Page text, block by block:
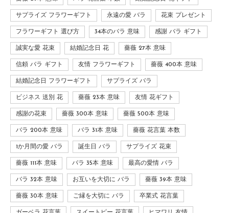
サプライズ フラワーギフト 永遠の愛 バラ 花束 プレゼント
フラワーギフト 選び方 34本のバラ 意味 感謝 バラ ギフト
誠実な愛 花束 結婚記念日 花 薔薇 27本 意味
信頼 バラ ギフト 友情 フラワーギフト 薔薇 400本 意味
結婚記念日 フラワーギフト サプライズ バラ
ビジネス 送別 花 薔薇 23本 意味 友情 花ギフト
感謝の花束 薔薇 300本 意味 薔薇 500本 意味
バラ 200本 意味 バラ 31本 意味 薔薇 花言葉 本数
1か月間の愛 バラ 誕生日 バラ サプライズ 花束
薔薇 111本 意味 バラ 35本 意味 最高の愛情 バラ
バラ 32本 意味 お互いを大切に バラ 薔薇 39本 意味
薔薇 30本 意味 ご縁を大切に バラ 卒業式 花言葉